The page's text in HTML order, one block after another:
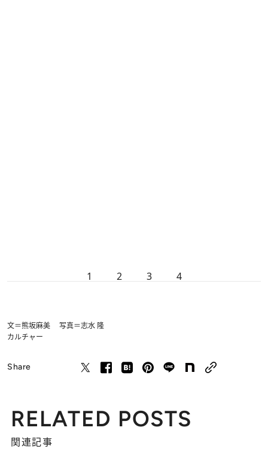
1 2 3 4
文＝熊坂麻美 写真＝志水 隆
カルチャー
Share
RELATED POSTS
関連記事